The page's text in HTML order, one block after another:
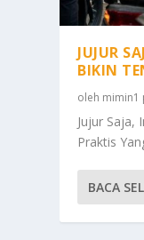
JUJUR
BIKIN
oleh mimin1
Jujur Saja,
Praktis
BACA